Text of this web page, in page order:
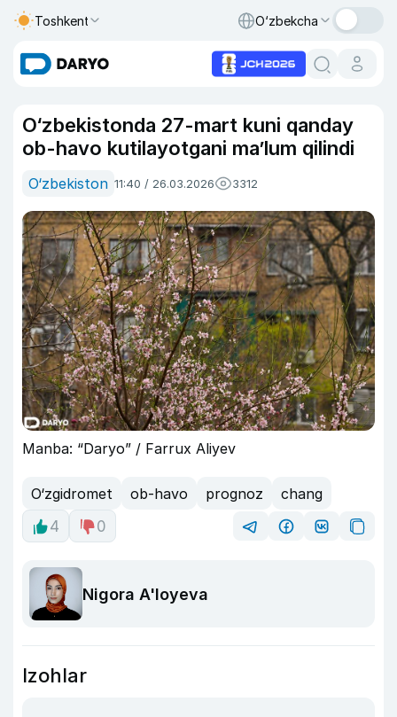
Toshkent O‘zbekcha
O‘zbekistonda 27-mart kuni qanday
ob-havo kutilayotgani ma’lum qilindi
O‘zbekiston 11:40 / 26.03.2026 3312
Manba: “Daryo” / Farrux Aliyev
O‘zgidromet ob-havo prognoz
chang
4
0
Nigora A'loyeva
Izohlar